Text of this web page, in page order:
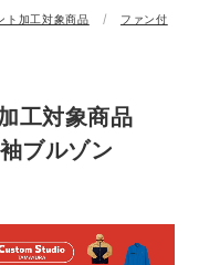
ース（CONVERSE）
ト加工対象商品 ファン付
工対象商品
ブルゾン